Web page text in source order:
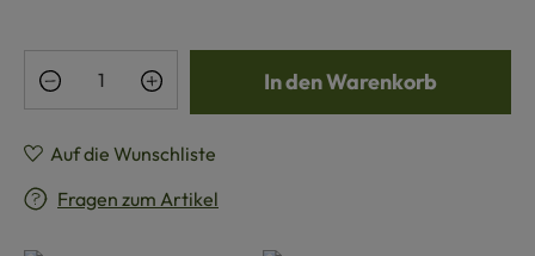
Produkt Anzahl: Gib den gewünschten
In den Warenkorb
Auf die Wunschliste
Fragen zum Artikel